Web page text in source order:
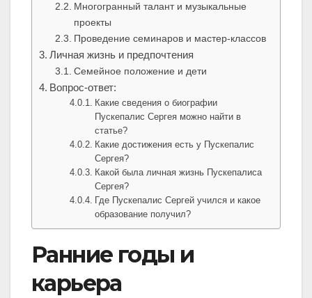
Многогранный талант и музыкальные
проекты
Проведение семинаров и мастер-классов
Личная жизнь и предпочтения
Семейное положение и дети
Вопрос-ответ:
Какие сведения о биографии
Пускепалис Сергея можно найти в
статье?
Какие достижения есть у Пускепалис
Сергея?
Какой была личная жизнь Пускепалиса
Сергея?
Где Пускепалис Сергей учился и какое
образование получил?
Ранние годы и
карьера